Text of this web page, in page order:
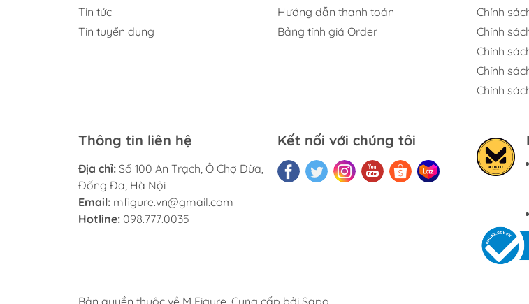
Tin tức
Tin tuyển dụng
Hướng dẫn thanh toán
Bảng tính giá Order
Chính
Chính
Chính
Chính
Chính
Thông tin liên hệ
Địa chỉ: Số 100 An Trạch, Ô Chợ Dừa,
Đống Đa, Hà Nội
Email: mfigure.vn@gmail.com
Hotline: 098.777.0035
Kết nối với chúng tôi
Bản quyền thuộc về M Figure. Cung cấp bởi Sapo.